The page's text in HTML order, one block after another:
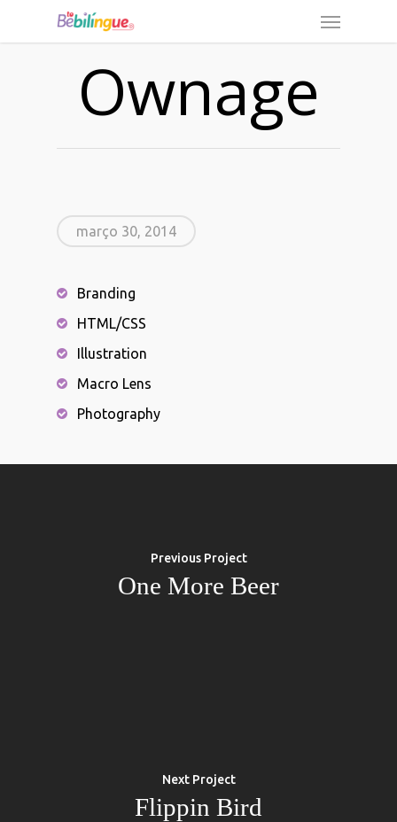
Ownage
março 30, 2014
Branding
HTML/CSS
Illustration
Macro Lens
Photography
Previous Project
One More Beer
Next Project
Flippin Bird